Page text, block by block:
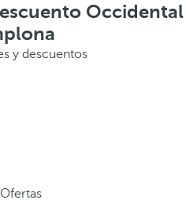
Occidental
y descuentos
Ofertas